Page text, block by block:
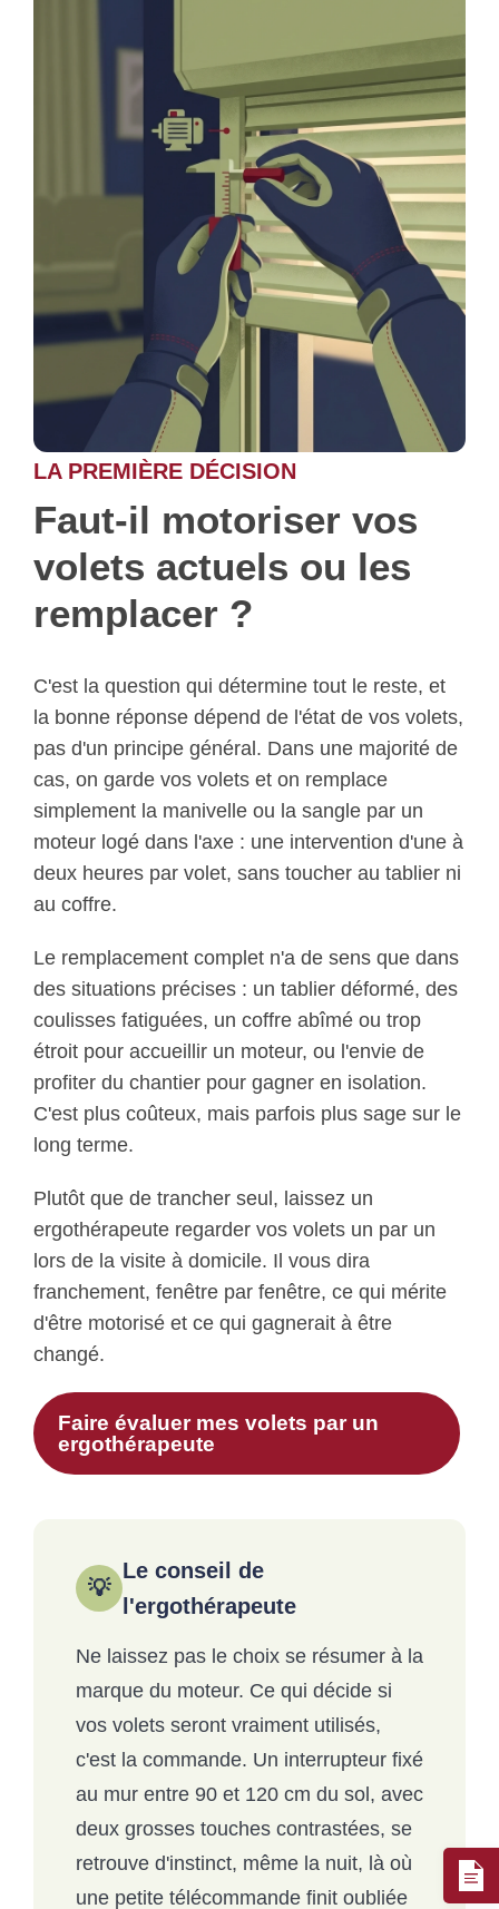
LA PREMIÈRE DÉCISION
Faut-il motoriser vos
volets actuels ou les
remplacer ?
C'est la question qui détermine tout le reste, et
la bonne réponse dépend de l'état de vos volets,
pas d'un principe général. Dans une majorité de
cas, on garde vos volets et on remplace
simplement la manivelle ou la sangle par un
moteur logé dans l'axe : une intervention d'une à
deux heures par volet, sans toucher au tablier ni
au coffre.
Le remplacement complet n'a de sens que dans
des situations précises : un tablier déformé, des
coulisses fatiguées, un coffre abîmé ou trop
étroit pour accueillir un moteur, ou l'envie de
profiter du chantier pour gagner en isolation.
C'est plus coûteux, mais parfois plus sage sur le
long terme.
Plutôt que de trancher seul, laissez un
ergothérapeute regarder vos volets un par un
lors de la visite à domicile. Il vous dira
franchement, fenêtre par fenêtre, ce qui mérite
d'être motorisé et ce qui gagnerait à être
changé.
Faire évaluer mes volets par un
ergothérapeute
💡
Le conseil de
l'ergothérapeute
Ne laissez pas le choix se résumer à la
marque du moteur. Ce qui décide si
vos volets seront vraiment utilisés,
c'est la commande. Un interrupteur fixé
au mur entre 90 et 120 cm du sol, avec
deux grosses touches contrastées, se
retrouve d'instinct, même la nuit, là où
une petite télécommande finit oubliée